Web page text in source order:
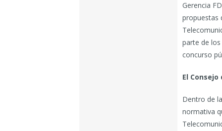
Gerencia
propuestas
parte de
concurso
El
Dentro de
normativa